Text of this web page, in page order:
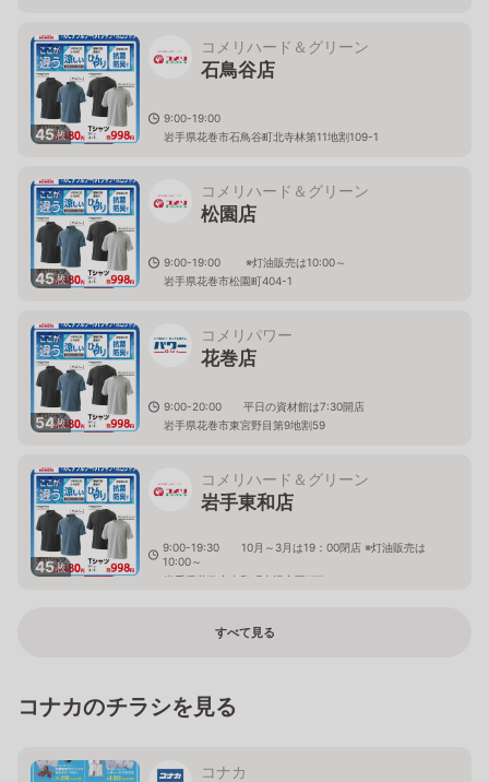
45枚
コメリハード＆グリーン
石鳥谷店
9:00-19:00
岩手県花巻市石鳥谷町北寺林第11地割109-1
45枚
コメリハード＆グリーン
松園店
9:00-19:00 ※灯油販売は10:00～
岩手県花巻市松園町404-1
54枚
コメリパワー
花巻店
9:00-20:00 平日の資材館は7:30開店
岩手県花巻市東宮野目第9地割59
45枚
コメリハード＆グリーン
岩手東和店
9:00-19:30 10月～3月は19：00閉店 ※灯油販売は
10:00～
岩手県花巻市東和町土沢六区177
すべて見る
コナカのチラシを見る
コナカ